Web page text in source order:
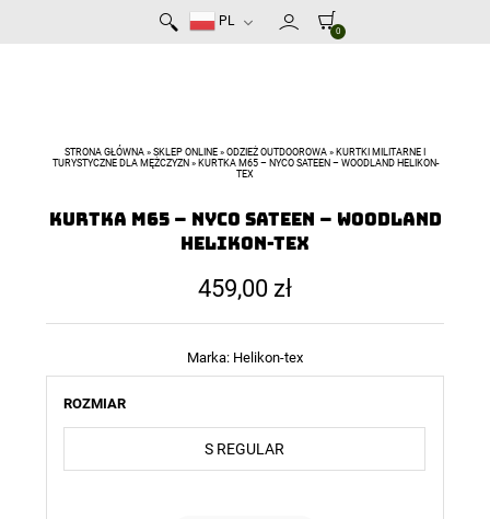
PL
0
STRONA GŁÓWNA » SKLEP ONLINE » ODZIEŻ OUTDOOROWA » KURTKI MILITARNE I
TURYSTYCZNE DLA MĘŻCZYZN » KURTKA M65 – NYCO SATEEN – WOODLAND HELIKON-
TEX
Kurtka M65 – NyCo Sateen – Woodland
Helikon-Tex
459,00 zł
Marka: Helikon-tex
ROZMIAR